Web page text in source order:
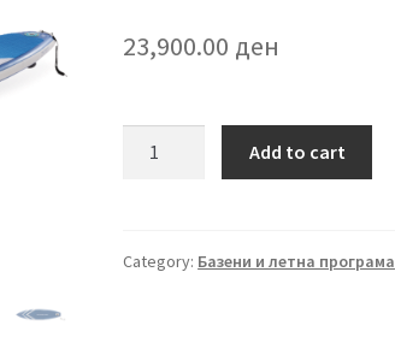
23,900.00 ден
даска
Add to cart
Category: Базени и летна програма